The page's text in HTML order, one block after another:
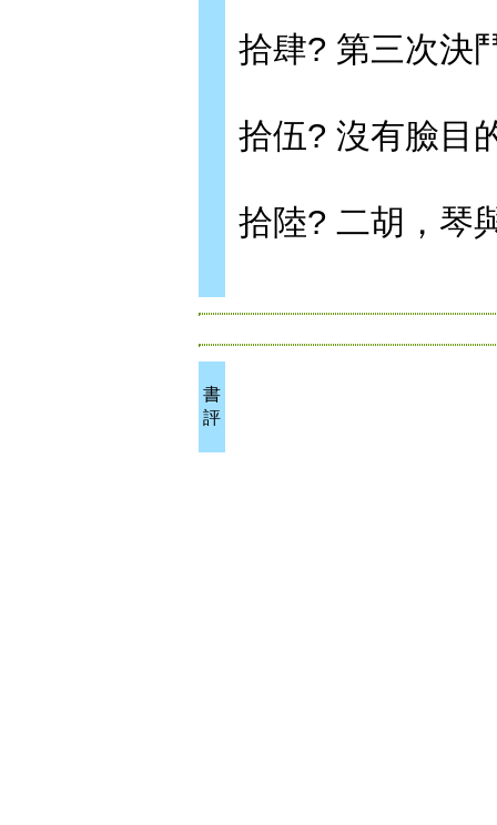
拾肆? 第三次決
拾伍? 沒有臉目
拾陸? 二胡，琴
書
評